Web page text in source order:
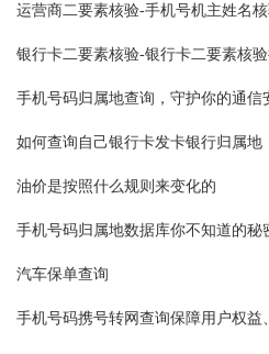
运营商二要素核验-手机号机主姓名
银行卡二要素核验-银行卡二要素核
手机号码归属地查询，守护你的通信
如何查询自己银行卡发卡银行归属地
油价是按照什么规则来变化的
手机号码归属地数据库你不知道的秘
汽车保单查询
手机号码携号转网查询保障用户权益